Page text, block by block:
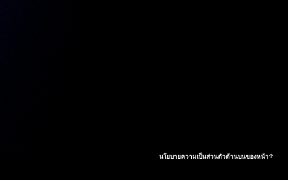
นโยบายความเป็นส่วนตัวด้านบนของหน้า